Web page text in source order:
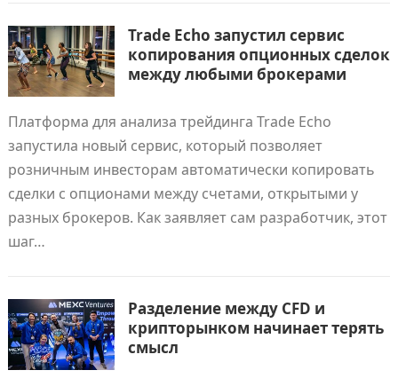
Trade Echo запустил сервис
копирования опционных сделок
между любыми брокерами
Платформа для анализа трейдинга Trade Echo
запустила новый сервис, который позволяет
розничным инвесторам автоматически копировать
сделки с опционами между счетами, открытыми у
разных брокеров. Как заявляет сам разработчик, этот
шаг…
Разделение между CFD и
крипторынком начинает терять
смысл